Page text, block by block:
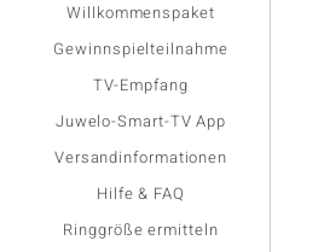
Willkommenspaket
Gewinnspielteilnahme
TV-Empfang
Juwelo-Smart-TV App
Versandinformationen
Hilfe & FAQ
Ringgröße ermitteln